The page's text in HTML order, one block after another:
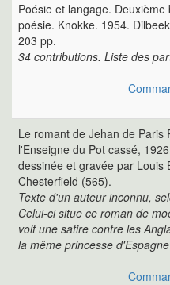
Poésie et langage.
poésie. Knokke. 1954.
203 pp.
34 contributions. Liste des
Le romant de Jehan de Paris
l'Enseigne du Pot cassé,
dessinée et gravée par Louis
Chesterfield (565).
Texte d'un auteur inconnu,
Celui-ci situe ce roman de
voit une satire contre les
la même princesse